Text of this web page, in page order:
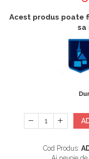
Aparate de respirat
Accesorii pentru camere de
Accesorii De Trecere
Accesorii detectare de gaz
Acest produs poate
sa
Cod Produs: